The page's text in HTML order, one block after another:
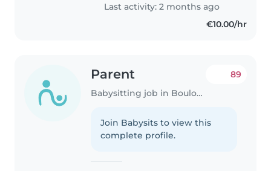
Last activity: 2 months ago
€10.00/hr
Parent
Babysitting job in Boulogne-Billancourt
89
Join Babysits to view this
complete profile.